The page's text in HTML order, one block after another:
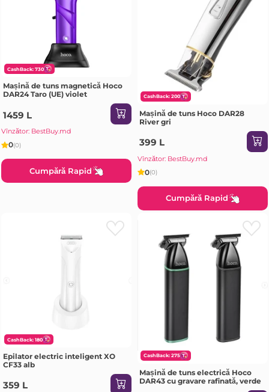
CashBack: 730
Mașină de tuns magnetică Hoco
DAR24 Taro (UE) violet
1459 L
Vînzător: BestBuy.md
0(0)
Cumpără Rapid
CashBack: 200
Mașină de tuns Hoco DAR28
River gri
399 L
Vînzător: BestBuy.md
0(0)
Cumpără Rapid
CashBack: 180
Epilator electric inteligent XO
CF33 alb
359 L
CashBack: 275
Mașină de tuns electrică Hoco
DAR43 cu gravare rafinată, verde